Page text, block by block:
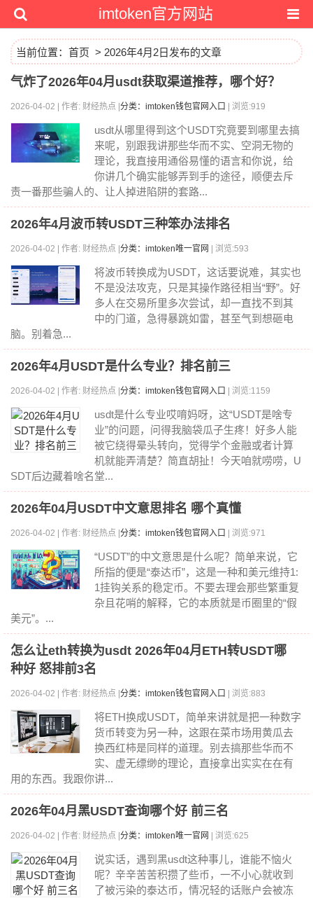
imtoken官方网站
当前位置： 首页 > 2026年4月2日发布的文章
气炸了2026年04月usdt获取渠道推荐，哪个好？
2026-04-02 | 作者: 财经热点 | 分类：imtoken钱包官网入口 | 浏览:919
usdt从哪里得到这个USDT究竟要到哪里去搞
来呢，别跟我讲那些华而不实、空洞无物的
理论，我直接用通俗易懂的语言和你说，给
你讲几个确实能够弄到手的途径，顺便去斥
责一番那些骗人的、让人掉进陷阱的套路...
2026年4月波币转USDT三种笨办法排名
2026-04-02 | 作者: 财经热点 | 分类：imtoken唯一官网 | 浏览:593
将波币转换成为USDT，这话要说难，其实也
不是没法攻克，只是其操作路径相当“野”。好
多人在交易所里多次尝试，却一直找不到其
中的门道，急得暴跳如雷，甚至气到想砸电
脑。别着急...
2026年4月USDT是什么专业？排名前三
2026-04-02 | 作者: 财经热点 | 分类：imtoken钱包官网入口 | 浏览:1159
usdt是什么专业哎唷妈呀，这“USDT是啥专
业”的问题，问得我脑袋瓜子生疼！好多人能
被它绕得晕头转向，觉得学个金融或者计算
机就能弄清楚？简直胡扯！今天咱就唠唠，U
SDT后边藏着啥名堂...
2026年04月USDT中文意思排名 哪个真懂
2026-04-02 | 作者: 财经热点 | 分类：imtoken钱包官网入口 | 浏览:971
“USDT”的中文意思是什么呢？简单来说，它
所指的便是“泰达币”，这是一种和美元维持1:
1挂钩关系的稳定币。不要去理会那些繁重复
杂且花哨的解释，它的本质就是币圈里的“假
美元”。...
怎么让eth转换为usdt 2026年04月ETH转USDT哪
种好 怒排前3名
2026-04-02 | 作者: 财经热点 | 分类：imtoken钱包官网入口 | 浏览:883
将ETH换成USDT，简单来讲就是把一种数字
货币转变为另一种，这跟在菜市场用黄瓜去
换西红柿是同样的道理。别去搞那些华而不
实、虚无缥缈的理论，直接拿出实实在在有
用的东西。我跟你讲...
2026年04月黑USDT查询哪个好 前三名
2026-04-02 | 作者: 财经热点 | 分类：imtoken唯一官网 | 浏览:625
说实话，遇到黑usdt这种事儿，谁能不恼火
呢？辛辛苦苦积攒了些币，一不小心就收到
了被污染的泰达币，情况轻的话账户会被冻